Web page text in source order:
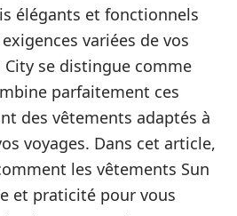
élégants et fonctionnels
variées de vos
City se distingue comme
parfaitement ces
des vêtements adaptés à
voyages. Dans cet article,
les vêtements Sun
et praticité pour vous